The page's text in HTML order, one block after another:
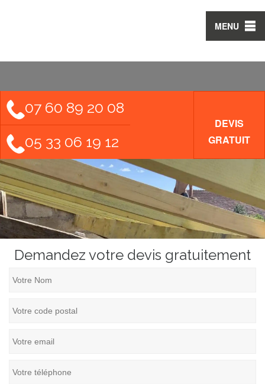
DEVIS
GRATUIT
MENU
07 60 89 20 08
05 33 06 19 12
Demandez votre devis gratuitement